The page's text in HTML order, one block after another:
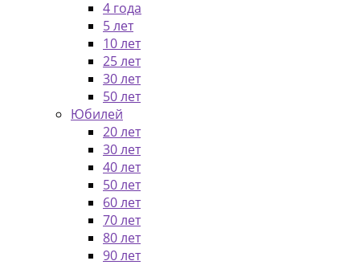
4 года
5 лет
10 лет
25 лет
30 лет
50 лет
Юбилей
20 лет
30 лет
40 лет
50 лет
60 лет
70 лет
80 лет
90 лет